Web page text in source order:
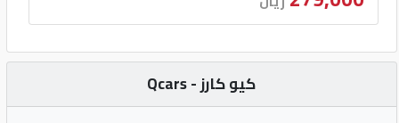
كيو كارز - Qcars